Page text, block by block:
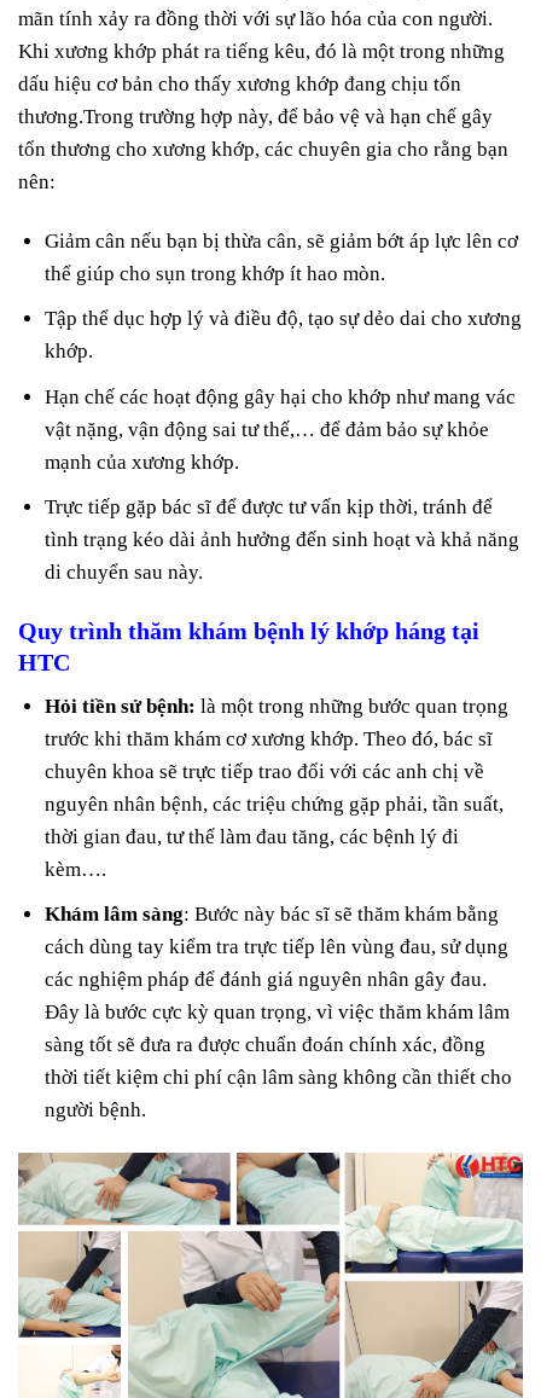
mãn tính xảy ra đồng thời với sự lão hóa của con người.
Khi xương khớp phát ra tiếng kêu, đó là một trong những
dấu hiệu cơ bản cho thấy xương khớp đang chịu tổn
thương.Trong trường hợp này, để bảo vệ và hạn chế gây
tổn thương cho xương khớp, các chuyên gia cho rằng bạn
nên:
Giảm cân nếu bạn bị thừa cân, sẽ giảm bớt áp lực lên cơ
thể giúp cho sụn trong khớp ít hao mòn.
Tập thể dục hợp lý và điều độ, tạo sự dẻo dai cho xương
khớp.
Hạn chế các hoạt động gây hại cho khớp như mang vác
vật nặng, vận động sai tư thế,… để đảm bảo sự khỏe
mạnh của xương khớp.
Trực tiếp gặp bác sĩ để được tư vấn kịp thời, tránh để
tình trạng kéo dài ảnh hưởng đến sinh hoạt và khả năng
di chuyển sau này.
Quy trình thăm khám bệnh lý khớp háng tại
HTC
Hỏi tiền sử bệnh: là một trong những bước quan trọng
trước khi thăm khám cơ xương khớp. Theo đó, bác sĩ
chuyên khoa sẽ trực tiếp trao đổi với các anh chị về
nguyên nhân bệnh, các triệu chứng gặp phải, tần suất,
thời gian đau, tư thế làm đau tăng, các bệnh lý đi
kèm….
Khám lâm sàng: Bước này bác sĩ sẽ thăm khám bằng
cách dùng tay kiểm tra trực tiếp lên vùng đau, sử dụng
các nghiệm pháp để đánh giá nguyên nhân gây đau.
Đây là bước cực kỳ quan trọng, vì việc thăm khám lâm
sàng tốt sẽ đưa ra được chuẩn đoán chính xác, đồng
thời tiết kiệm chi phí cận lâm sàng không cần thiết cho
người bệnh.